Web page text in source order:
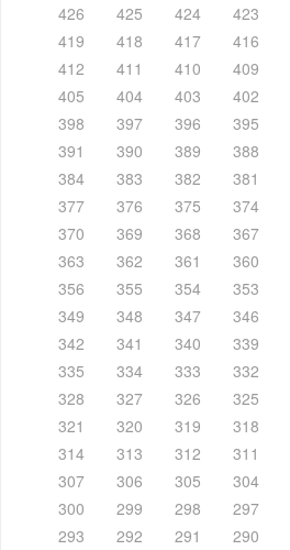
426
425 424 423
419
418 417 416
412
411 410 409
405
404 403 402
398
397 396 395
391
390 389 388
384
383 382 381
377
376 375 374
370
369 368 367
363
362 361 360
356
355 354 353
349
348 347 346
342
341 340 339
335
334 333 332
328
327 326 325
321
320 319 318
314
313 312 311
307
306 305 304
300
299 298 297
293
292 291 290